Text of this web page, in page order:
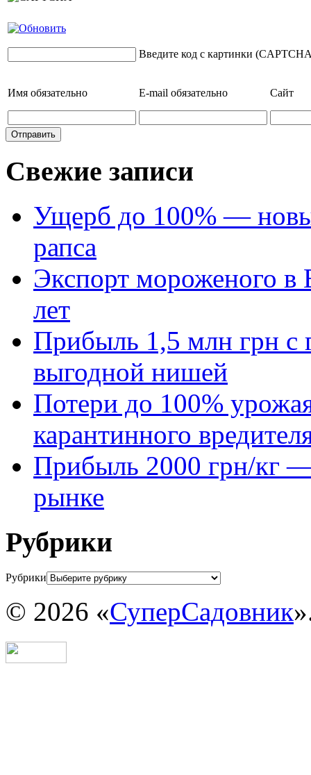
Введите код с картинки
Имя обязательно E-mail обязательно Сайт
Свежие записи
Ущерб до 100% —
рапса
Экспорт мороженого в
лет
Прибыль 1,5 млн грн с
выгодной нишей
Потери до 100%
карантинного
Прибыль 2000 грн/кг —
рынке
Рубрики
Рубрики
© 2026 «СуперСадовник